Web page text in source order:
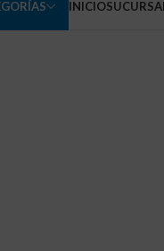
INICIO